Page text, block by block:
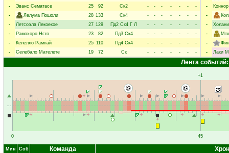
-
Эванс Сематасе 25 92 Ск2 - - - - - -
-
-
Лелума Пошоли 28 133 Ск4 - - - - - -
-
-
Летсоэла Лекоекое 27 129 Пд2 Ск4 Г Л - - - - - -
-
-
Рамохоро Нсго 23 82 Пд3 Ск4 - - - - - -
-
-
Келелло Рампай 25 110 Пд4 Ск4 - - - - - -
-
-
Селебало Мателете 19 72 Ск - - - - - - -
-
-
-
-
-
-
Лаки
Лента событий:
0
+1
45
Мин Соб Команда